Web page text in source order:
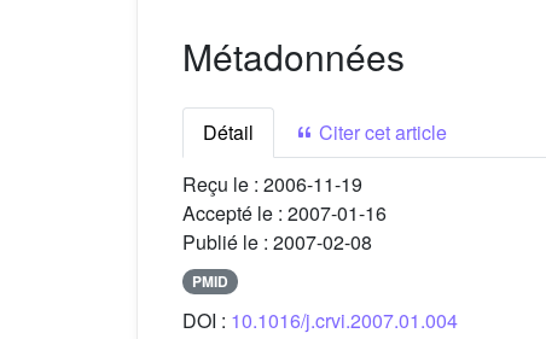
Métadonnées
Détail
Citer cet article
Reçu le : 2006-11-19
Accepté le : 2007-01-16
Publié le : 2007-02-08
PMID
DOI : 10.1016/j.crvi.2007.01.004